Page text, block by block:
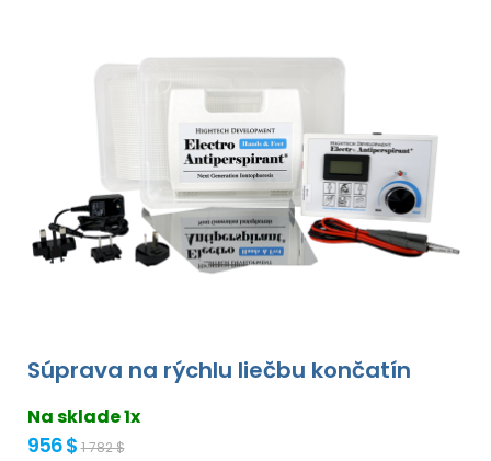
Súprava na rýchlu liečbu končatín
Na sklade 1x
956 $ 1 782 $